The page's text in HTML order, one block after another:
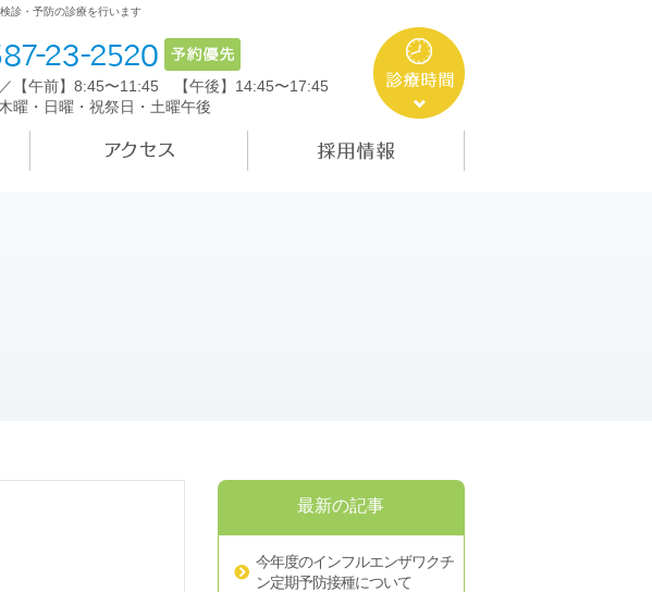
診・予防の診療を行います
【午前】8:45〜11:45
【午後】14:45〜17:45
曜・日曜・祝祭日・土曜午後
最新の記事
今年度のインフルエンザワクチ
ン定期予防接種について